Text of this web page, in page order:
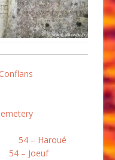
54 – Haroué
54 – Joeuf